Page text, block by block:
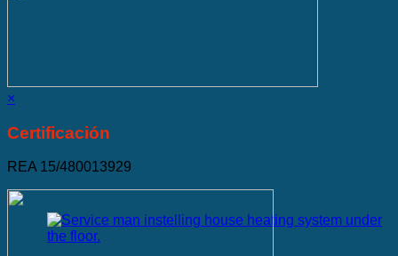
×
Certificación
REA 15/480013929